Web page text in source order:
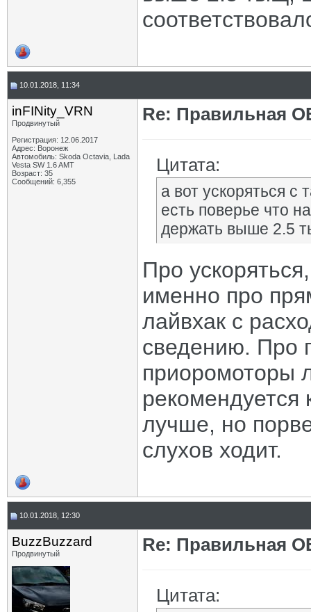
10.01.2018, 11:34
inFINity_VRN
Продвинутый
Регистрация: 12.06.2017
Адрес: Воронеж
Автомобиль: Skoda Octavia, Lada
Vesta SW 1.6 AMT
Возраст: 35
Сообщений: 6,355
Re: Правильная
Цитата:
а вот ускоряться с
есть поверье что
держать выше 2.5
Про
именно про
лайвхак с
сведению. Про
приоромоторы
рекомендуется
лучше, но
слухов ходит.
10.01.2018, 12:30
BuzzBuzzard
Продвинутый Re: Правильная
Цитата: